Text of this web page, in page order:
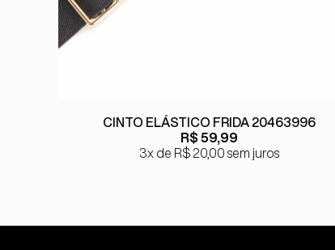
CINTO ELÁSTICO FRIDA 20463996
R$ 59,99
3x
R$ 20,00sem juros